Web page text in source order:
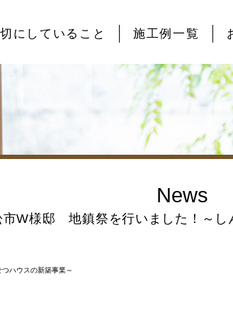
にしていること 施工例一覧
News
市W様邸 地鎮祭を行いました！～し
ハウスの新築事業～